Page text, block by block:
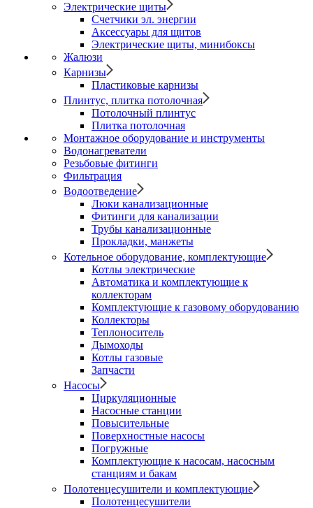
Электрические щиты
Счетчики эл. энергии
Аксессуары для щитов
Электрические щиты, минибоксы
Жалюзи
Карнизы
Пластиковые карнизы
Плинтус, плитка потолочная
Потолочный плинтус
Плитка потолочная
Монтажное оборудование и инструменты
Водонагреватели
Резьбовые фитинги
Фильтрация
Водоотведение
Люки канализационные
Фитинги для канализации
Трубы канализационные
Прокладки, манжеты
Котельное оборудование, комплектующие
Котлы электрические
Автоматика и комплектующие к
коллекторам
Комплектующие к газовому оборудованию
Коллекторы
Теплоноситель
Дымоходы
Котлы газовые
Запчасти
Насосы
Циркуляционные
Насосные станции
Повысительные
Поверхностные насосы
Погружные
Комплектующие к насосам, насосным
станциям и бакам
Полотенцесушители и комплектующие
Полотенцесушители